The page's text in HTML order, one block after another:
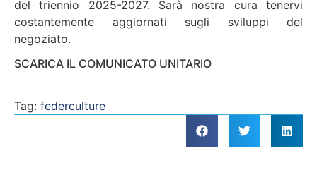
del triennio 2025-2027. Sarà nostra cura tenervi
costantemente aggiornati sugli sviluppi del
negoziato.
SCARICA IL COMUNICATO UNITARIO
Tag: federculture